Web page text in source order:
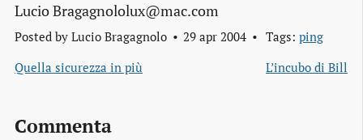
Lucio Bragagnololux@mac.com
Posted by Lucio Bragagnolo 29 apr 2004 Tags: ping
Quella sicurezza in più
L’incubo di Bill
Commenta